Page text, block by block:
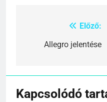
Bejegyzés
navigáció
Előző:
Allegro jelentése
Kapcsolódó